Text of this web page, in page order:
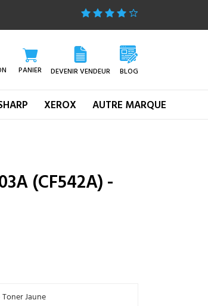
PANIER DEVENIR VENDEUR BLOG
XEROX AUTRE MARQUE
(CF542A) -
Toner Jaune